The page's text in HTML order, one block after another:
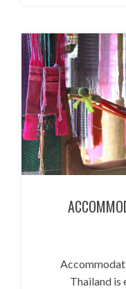
Thailand is